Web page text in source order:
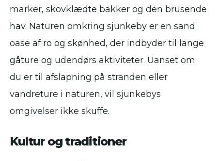
marker, skovklædte bakker og den brusende
hav. Naturen omkring sjunkeby er en sand
oase af ro og skønhed, der indbyder til lange
gåture og udendørs aktiviteter. Uanset om
du er til afslapning på stranden eller
vandreture i naturen, vil sjunkebys
omgivelser ikke skuffe.
Kultur og traditioner